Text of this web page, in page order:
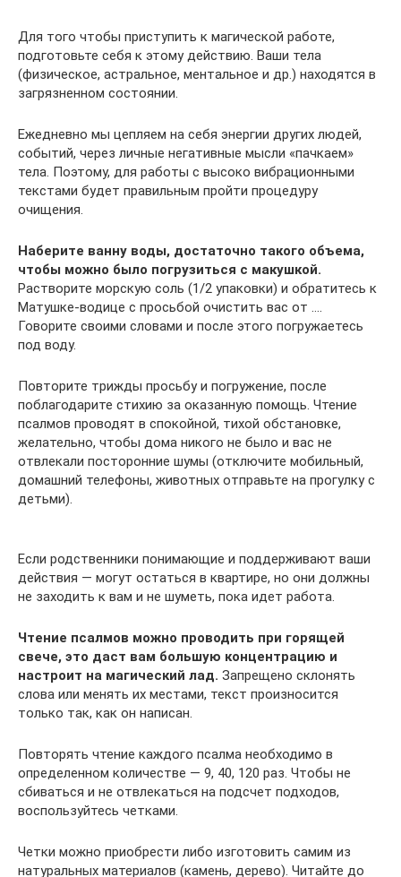
Для того чтобы приступить к магической работе,
подготовьте себя к этому действию. Ваши тела
(физическое, астральное, ментальное и др.) находятся в
загрязненном состоянии.
Ежедневно мы цепляем на себя энергии других людей,
событий, через личные негативные мысли «пачкаем»
тела. Поэтому, для работы с высоко вибрационными
текстами будет правильным пройти процедуру
очищения.
Наберите ванну воды, достаточно такого объема,
чтобы можно было погрузиться с макушкой.
Растворите морскую соль (1/2 упаковки) и обратитесь к
Матушке-водице с просьбой очистить вас от ….
Говорите своими словами и после этого погружаетесь
под воду.
Повторите трижды просьбу и погружение, после
поблагодарите стихию за оказанную помощь. Чтение
псалмов проводят в спокойной, тихой обстановке,
желательно, чтобы дома никого не было и вас не
отвлекали посторонние шумы (отключите мобильный,
домашний телефоны, животных отправьте на прогулку с
детьми).
Если родственники понимающие и поддерживают ваши
действия — могут остаться в квартире, но они должны
не заходить к вам и не шуметь, пока идет работа.
Чтение псалмов можно проводить при горящей
свече, это даст вам большую концентрацию и
настроит на магический лад. Запрещено склонять
слова или менять их местами, текст произносится
только так, как он написан.
Повторять чтение каждого псалма необходимо в
определенном количестве — 9, 40, 120 раз. Чтобы не
сбиваться и не отвлекаться на подсчет подходов,
воспользуйтесь четками.
Четки можно приобрести либо изготовить самим из
натуральных материалов (камень, дерево). Читайте до